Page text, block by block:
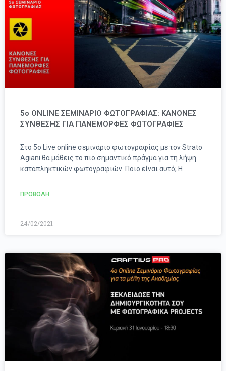
5o ONLINE ΣΕΜΙΝΑΡΙΟ ΦΩΤΟΓΡΑΦΙΑΣ: ΚΑΝΟΝΕΣ
ΣΥΝΘΕΣΗΣ ΓΙΑ ΠΑΝΕΜΟΡΦΕΣ ΦΩΤΟΓΡΑΦΙΕΣ
Στο 5ο Live online σεμινάριο φωτογραφίας με τον Strato
Agiani θα μάθεις το πιο σημαντικό πράγμα για τη λήψη
καταπληκτικών φωτογραφιών. Ποιο είναι αυτό; Η
ΠΡΟΒΟΛΗ
24/02/2021